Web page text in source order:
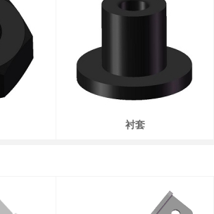
衬套